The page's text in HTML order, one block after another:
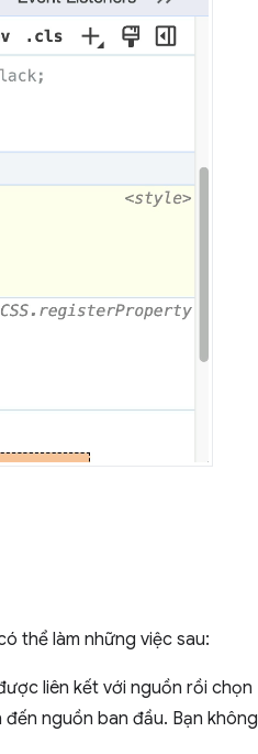
thể làm những việc sau:
liên kết với nguồn rồi chọn
nguồn ban đầu. Bạn không